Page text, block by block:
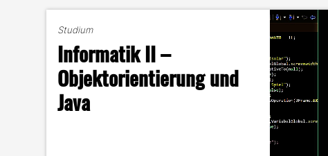
Studium
Informatik II –
Objektorientierung und
Java